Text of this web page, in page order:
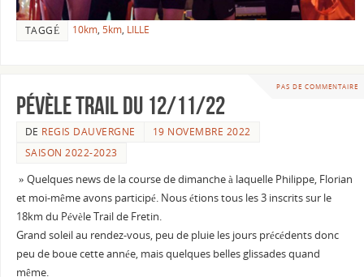
TAGGÉ 10km,5km, LILLE
PAS DE COMMENTAIRE
Pévèle Trail du 12/11/22
DE REGIS DAUVERGNE
19 NOVEMBRE 2022
SAISON 2022-2023
» Quelques news de la course de dimanche à laquelle Philippe, Florian
et moi-même avons participé. Nous étions tous les 3 inscrits sur le
18km du Pévèle Trail de Fretin.
Grand soleil au rendez-vous, peu de pluie les jours précédents donc
peu de boue cette année, mais quelques belles glissades quand
même.